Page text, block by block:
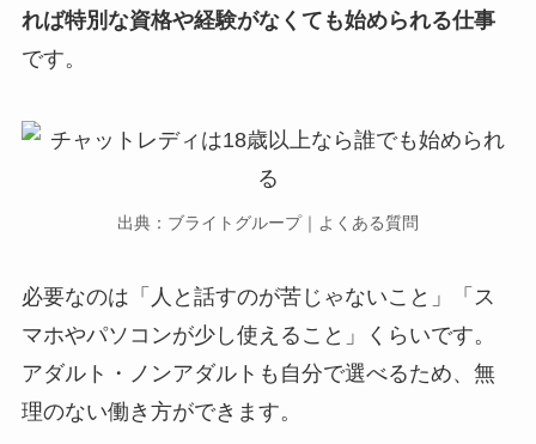
れば特別な資格や経験がなくても始められる仕事
です。
出典：ブライトグループ｜よくある質問
必要なのは「人と話すのが苦じゃないこと」「ス
マホやパソコンが少し使えること」くらいです。
アダルト・ノンアダルトも自分で選べるため、無
理のない働き方ができます。